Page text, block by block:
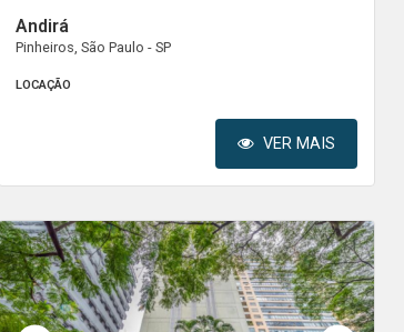
Andirá
Pinheiros, São Paulo - SP
LOCAÇÃO
VER MAIS